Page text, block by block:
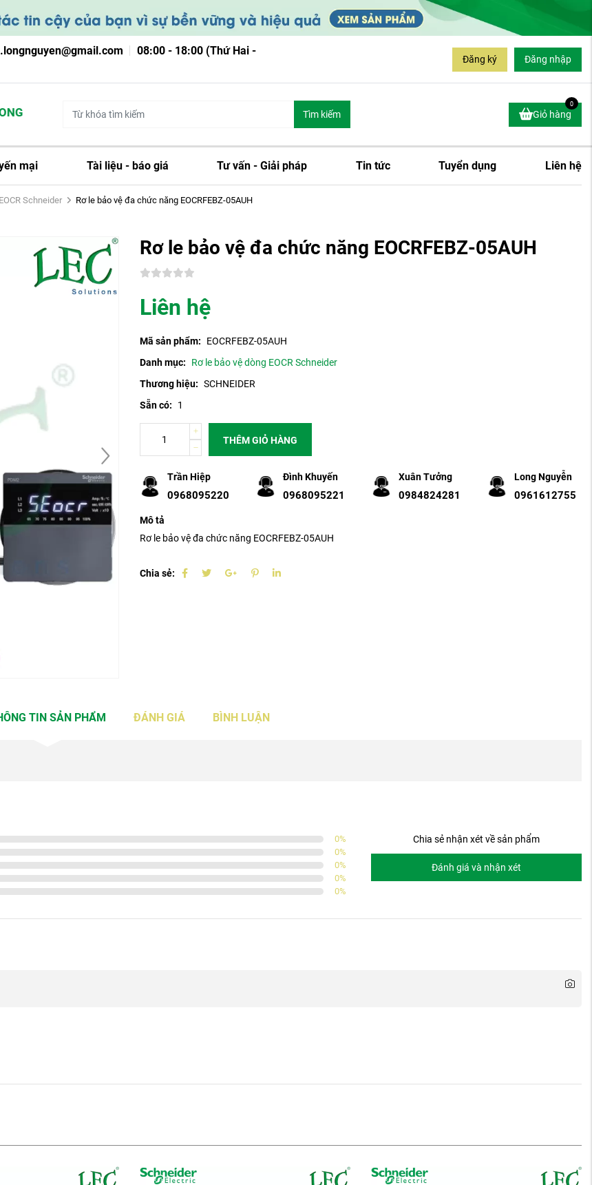
08:00 - 18:00 (Thứ Hai -
Đăng ký Đăng nhập
Tìm kiếm Giỏ hàng
0
mại Tài liệu - báo giá Tư vấn - Giải pháp Tin tức Tuyển dụng Liên hệ
Schneider Rơ le bảo vệ đa chức năng EOCRFEBZ-05AUH
Rơ le bảo vệ đa chức năng EOCRFEBZ-05AUH
Liên hệ
Mã sản phẩm:
EOCRFEBZ-05AUH
Danh mục:
Rơ le bảo vệ dòng EOCR Schneider
Thương hiệu: SCHNEIDER
Sẵn có:
1
THÊM GIỎ HÀNG
Trần Hiệp
0968095220
Đình Khuyến
0968095221
Xuân Tưởng
0984824281
Long Nguyễn
0961612755
Mô tả
Rơ le bảo vệ đa chức năng EOCRFEBZ-05AUH
Chia sẻ:
TIN SẢN PHẨM ĐÁNH GIÁ BÌNH LUẬN
0%
0%
0%
0%
0%
Chia sẻ nhận xét về sản phẩm
Đánh giá và nhận xét